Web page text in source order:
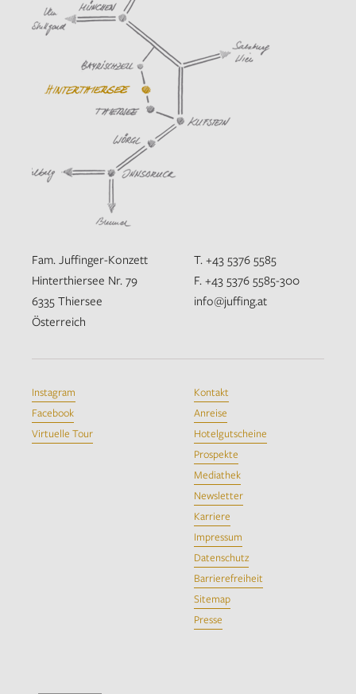
Fam. Juffinger-Konzett
Hinterthiersee Nr. 79
6335 Thiersee
Österreich
T. +43 5376 5585
F. +43 5376 5585-300
info@juffing.at
Instagram
Facebook
Virtuelle Tour
Kontakt
Anreise
Hotelgutscheine
Prospekte
Mediathek
Newsletter
Karriere
Impressum
Datenschutz
Barrierefreiheit
Sitemap
Presse